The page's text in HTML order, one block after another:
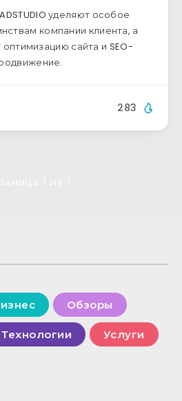
уделяют особое
компании клиента, а
сайта и SEO-
283
1 из 1
Обзоры
Технологии Услуги